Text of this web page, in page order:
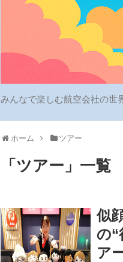
みんなで楽しむ航空会社の世
ホーム ツアー
「 ツアー 」 一覧
似
の
ア